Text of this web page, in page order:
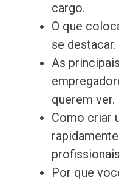
cargo.
O que
se destacar.
As
querem ver.
Como criar
profissionais
Por que